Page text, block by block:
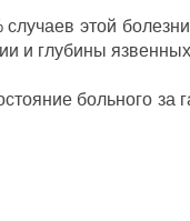
этой
и глубины
больного за